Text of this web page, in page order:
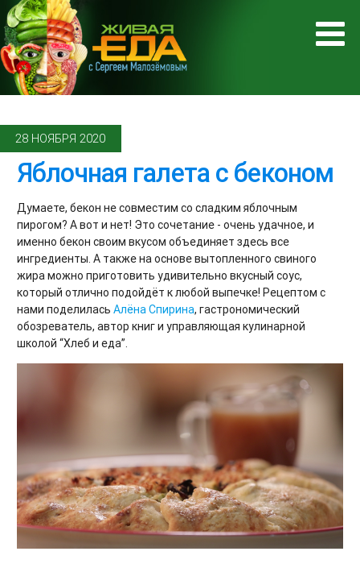
28 НОЯБРЯ 2020
Яблочная галета с беконом
Думаете, бекон не совместим со сладким яблочным
пирогом? А вот и нет! Это сочетание - очень удачное, и
именно бекон своим вкусом объединяет здесь все
ингредиенты. А также на основе вытопленного свиного
жира можно приготовить удивительно вкусный соус,
который отлично подойдёт к любой выпечке! Рецептом с
нами поделилась Алёна Спирина, гастрономический
обозреватель, автор книг и управляющая кулинарной
школой “Хлеб и еда”.